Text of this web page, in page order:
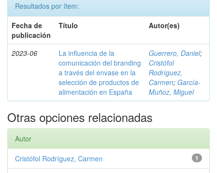
Resultados por ítem:
Fecha de
publicación
Título Autor(es)
2023-06
La influencia de la
comunicación del branding
a través del envase en la
selección de productos de
alimentación en España
Guerrero, Daniel;
Cristófol
Rodríguez,
Carmen; García-
Muñoz, Miguel
Otras opciones relacionadas
Autor
1
Cristófol Rodríguez, Carmen